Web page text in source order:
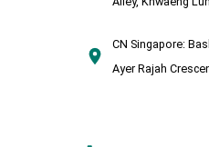
CN Singapore:
Ayer Rajah